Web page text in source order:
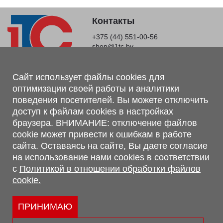
Контакты
+375 (44) 551-00-56
shop@1tc.by
Магазин, склад
г. Минск, Минский р-н, п. Привольный, ул. Мира, 20А,
223062
г. Брест, ул. Лейтенанта Рябцева, 108 В, 224701
Обращаем Ваше внимание, что вся предоставленная на сайте
информация, касающаяся комплектаций, технических
характеристик, цветовых сочетаний, а также стоимости и
сервисного обслуживания носит информационный характер и
не является публичной офертой, определяемой п.2 ст.407
Гражданского кодекса Республики Беларусь.
Политика обработки персональных данных
Политикой в отношении обработки файлов cookie.
Сайт использует файлы cookies для
оптимизации своей работы и аналитики
поведения посетителей. Вы можете отключить
доступ к файлам cookies в настройках
браузера. ВНИМАНИЕ: отключение файлов
cookie может привести к ошибкам в работе
сайта. Оставаясь на сайте, Вы даете согласие
на использование нами cookies в соответствии
с Политикой в отношении обработки файлов
cookie.
ПРИНИМАЮ